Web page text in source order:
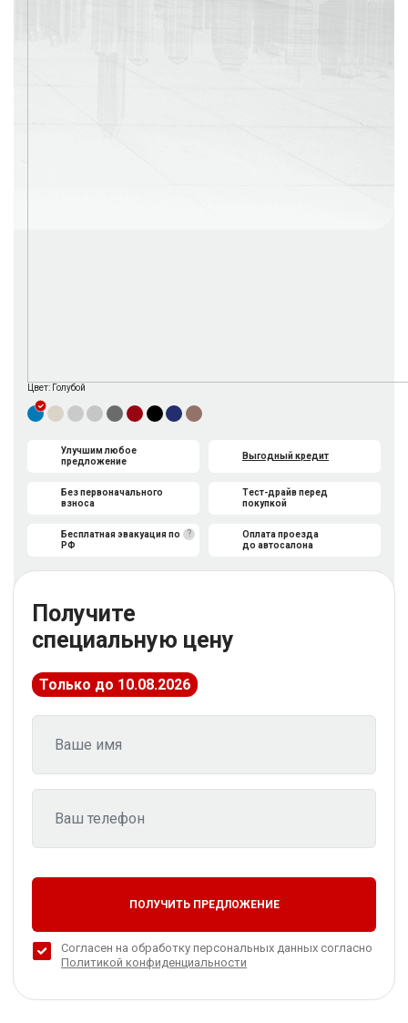
Цвет: Голубой
Улучшим любое
предложение
Без первоначального
взноса
Выгодный кредит
Тест-драйв перед
покупкой
?
Бесплатная эвакуация по
РФ
Оплата проезда
до автосалона
Получите
специальную цену
Только до 10.08.2026
ПОЛУЧИТЬ ПРЕДЛОЖЕНИЕ
Согласен на обработку персональных данных согласно
Политикой конфиденциальности